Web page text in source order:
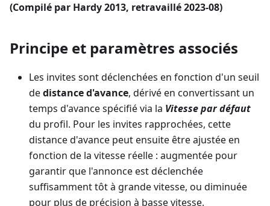
(Compilé par Hardy 2013, retravaillé 2023-08)
Principe et paramètres associés
Les invites sont déclenchées en fonction d'un seuil
dedistance d'avance, dérivé en convertissant un
temps d'avance spécifié via la Vitesse par défaut
du profil. Pour les invites rapprochées, cette
distance d'avance peut ensuite être ajustée en
fonction de la vitesse réelle : augmentée pour
garantir que l'annonce est déclenchée
suffisamment tôt à grande vitesse, ou diminuée
pour plus de précision à basse vitesse.